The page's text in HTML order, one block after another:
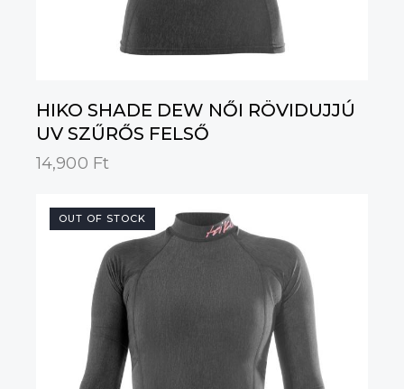
HIKO SHADE DEW NŐI RÖVIDUJJÚ
UV SZŰRŐS FELSŐ
14,900 Ft
OUT OF STOCK